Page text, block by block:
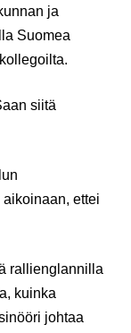
ja
Suomea
siitä
ettei
rallienglannilla
kuinka
johtaa